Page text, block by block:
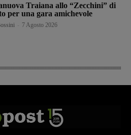
Traiana allo “Zecchini” di
per una gara amichevole
7 Agosto 2026